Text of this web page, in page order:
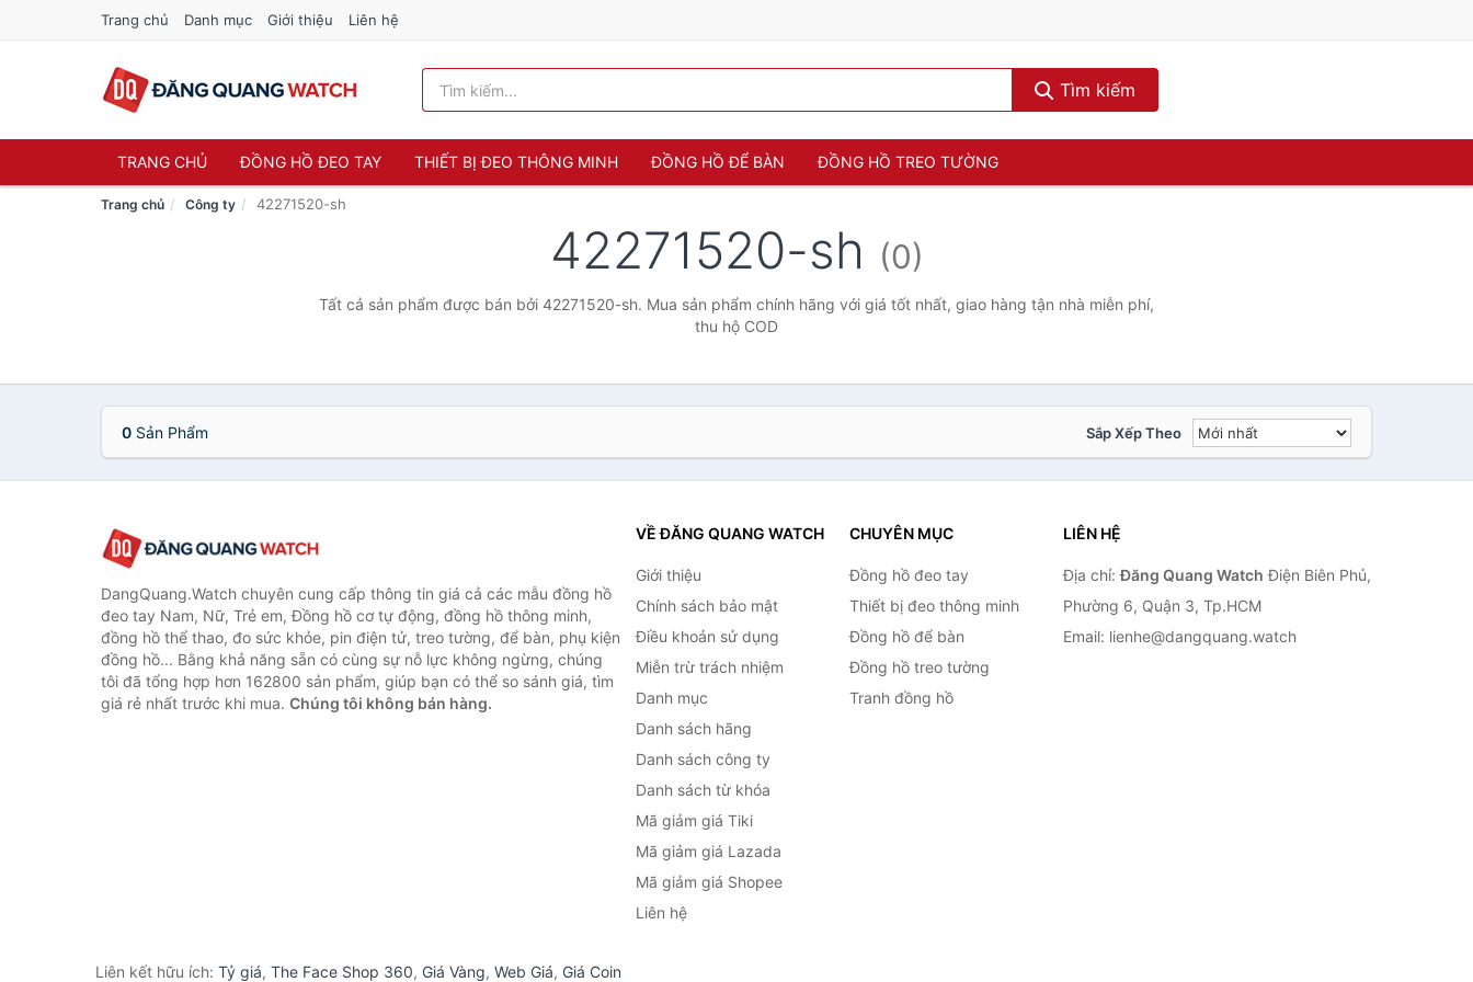
Trang chủ Danh mục Giới thiệu Liên hệ
Tìm kiếm
TRANG CHỦ ĐỒNG HỒ ĐEO TAY THIẾT BỊ ĐEO THÔNG MINH ĐỒNG HỒ ĐỂ BÀN ĐỒNG HỒ TREO TƯỜNG
Trang chủ Công ty 42271520-sh
42271520-sh (0)
Tất cả sản phẩm được bán bởi 42271520-sh. Mua sản phẩm chính hãng với giá tốt nhất, giao hàng tận nhà miễn phí,
thu hộ COD
0 Sản Phẩm Sắp Xếp Theo
DangQuang.Watch chuyên cung cấp thông tin giá cả các mẫu đồng hồ
đeo tay Nam, Nữ, Trẻ em, Đồng hồ cơ tự động, đồng hồ thông minh,
đồng hồ thể thao, đo sức khỏe, pin điện tử, treo tường, để bàn, phụ kiện
đồng hồ... Bằng khả năng sẵn có cùng sự nỗ lực không ngừng, chúng
tôi đã tổng hợp hơn 162800 sản phẩm, giúp bạn có thể so sánh giá, tìm
giá rẻ nhất trước khi mua. Chúng tôi không bán hàng.
VỀ ĐĂNG QUANG WATCH
Giới thiệu
Chính sách bảo mật
Điều khoản sử dụng
Miễn trừ trách nhiệm
Danh mục
Danh sách hãng
Danh sách công ty
Danh sách từ khóa
Mã giảm giá Tiki
Mã giảm giá Lazada
Mã giảm giá Shopee
Liên hệ
CHUYÊN MỤC
Đồng hồ đeo tay
Thiết bị đeo thông minh
Đồng hồ để bàn
Đồng hồ treo tường
Tranh đồng hồ
LIÊN HỆ
Địa chỉ:Đăng Quang Watch Điện Biên Phủ,
Phường 6, Quận 3, Tp.HCM
Email: lienhe@dangquang.watch
Liên kết hữu ích: Tỷ giá, The Face Shop 360, Giá Vàng, Web Giá, Giá Coin